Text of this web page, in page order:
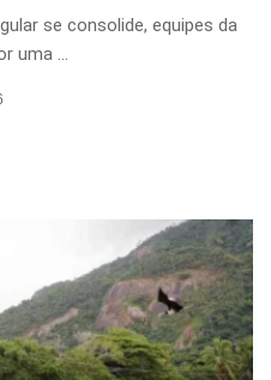
se consolide, equipes da
uma ...